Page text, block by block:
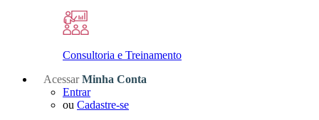
Consultoria e Treinamento
Acessar Minha Conta
Entrar
ou Cadastre-se